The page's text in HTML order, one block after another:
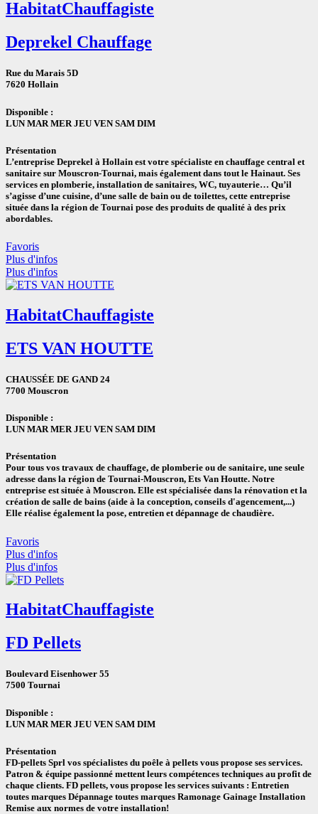
HabitatChauffagiste
Deprekel Chauffage
Rue du Marais 5D
7620 Hollain
Disponible :
LUN MAR MER JEU VEN SAM DIM
Présentation
L’entreprise Deprekel à Hollain est votre spécialiste en chauffage central et
sanitaire sur Mouscron-Tournai, mais également dans tout le Hainaut. Ses
services en plomberie, installation de sanitaires, WC, tuyauterie… Qu’il
s’agisse d’une cuisine, d’une salle de bain ou de toilettes, cette entreprise
située dans la région de Tournai pose des produits de qualité à des prix
abordables.
Favoris
Plus d'infos
Plus d'infos
HabitatChauffagiste
ETS VAN HOUTTE
CHAUSSÉE DE GAND 24
7700 Mouscron
Disponible :
LUN MAR MER JEU VEN SAM DIM
Présentation
Pour tous vos travaux de chauffage, de plomberie ou de sanitaire, une seule
adresse dans la région de Tournai-Mouscron, Ets Van Houtte. Notre
entreprise est située à Mouscron. Elle est spécialisée dans la rénovation et la
création de salle de bains (aide à la conception, conseils d'agencement,...)
Elle réalise également la pose, entretien et dépannage de chaudière.
Favoris
Plus d'infos
Plus d'infos
HabitatChauffagiste
FD Pellets
Boulevard Eisenhower 55
7500 Tournai
Disponible :
LUN MAR MER JEU VENSAM DIM
Présentation
FD-pellets Sprl vos spécialistes du poêle à pellets vous propose ses services.
Patron & équipe passionné mettent leurs compétences techniques au profit de
chaque clients. FD pellets, vous propose les services suivants : Entretien
toutes marques Dépannage toutes marques Ramonage Gainage Installation
Remise aux normes de votre installation!